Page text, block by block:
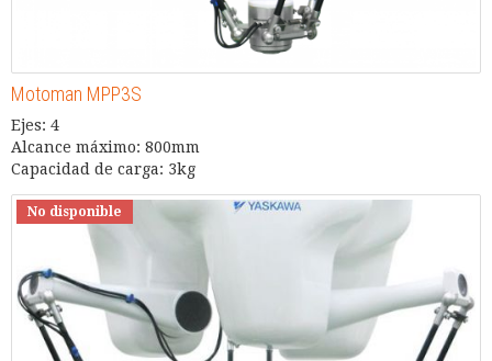
Motoman MPP3S
Ejes: 4
Alcance máximo: 800mm
Capacidad de carga: 3kg
No disponible